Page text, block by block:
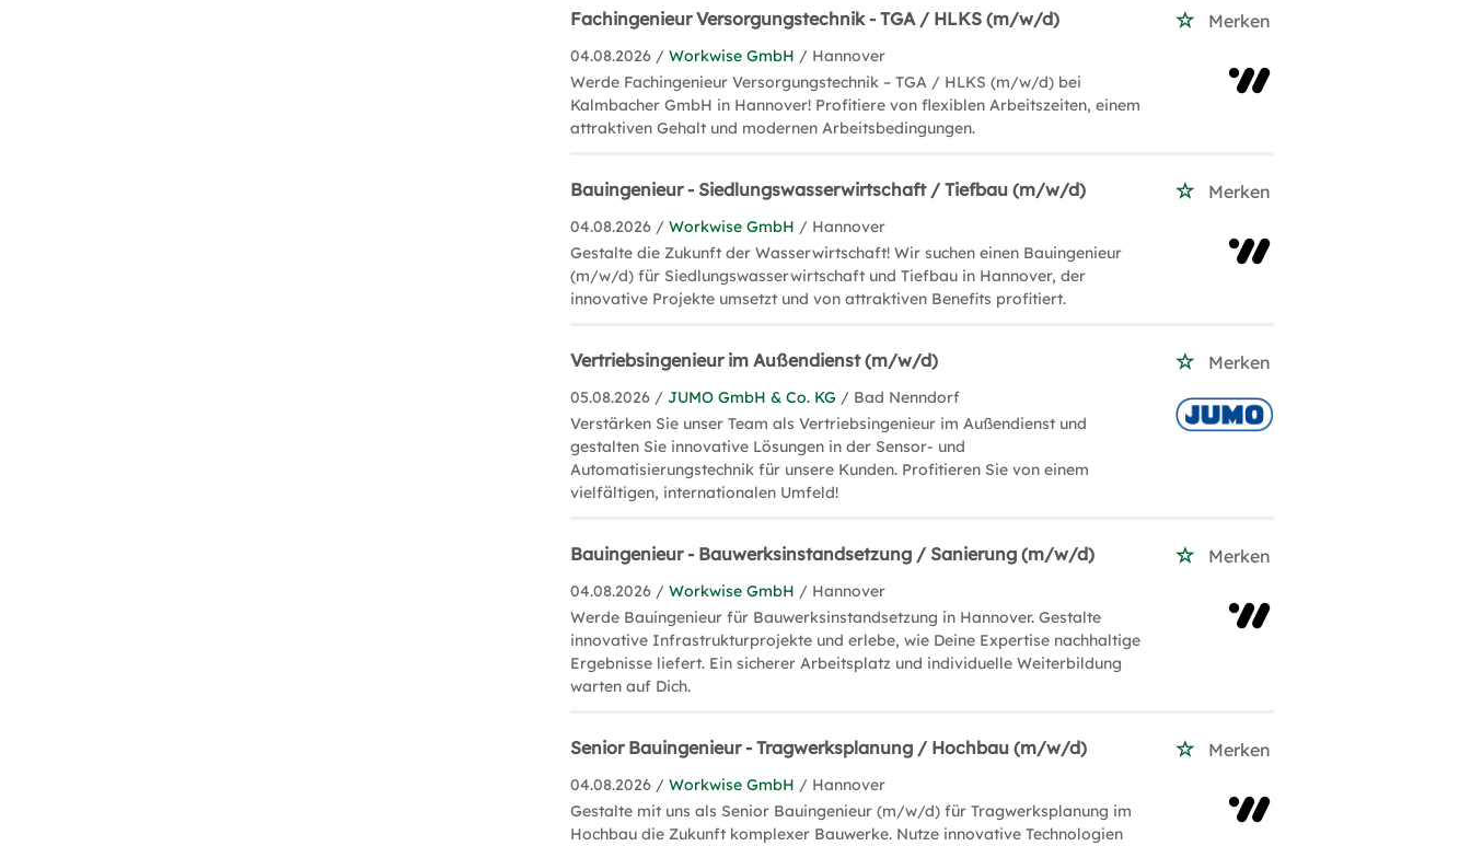
Fachingenieur Versorgungstechnik - TGA / HLKS (m/w/d) Merken
04.08.2026 /Workwise GmbH / Hannover
Werde Fachingenieur Versorgungstechnik – TGA / HLKS (m/w/d) bei
Kalmbacher GmbH in Hannover! Profitiere von flexiblen Arbeitszeiten, einem
attraktiven Gehalt und modernen Arbeitsbedingungen.
Bauingenieur - Siedlungswasserwirtschaft / Tiefbau (m/w/d) Merken
04.08.2026 /Workwise GmbH / Hannover
Gestalte die Zukunft der Wasserwirtschaft! Wir suchen einen Bauingenieur
(m/w/d) für Siedlungswasserwirtschaft und Tiefbau in Hannover, der
innovative Projekte umsetzt und von attraktiven Benefits profitiert.
Vertriebsingenieur im Außendienst (m/w/d) Merken
05.08.2026 /JUMO GmbH & Co. KG / Bad Nenndorf
Verstärken Sie unser Team als Vertriebsingenieur im Außendienst und
gestalten Sie innovative Lösungen in der Sensor- und
Automatisierungstechnik für unsere Kunden. Profitieren Sie von einem
vielfältigen, internationalen Umfeld!
Bauingenieur - Bauwerksinstandsetzung / Sanierung (m/w/d) Merken
04.08.2026 /Workwise GmbH / Hannover
Werde Bauingenieur für Bauwerksinstandsetzung in Hannover. Gestalte
innovative Infrastrukturprojekte und erlebe, wie Deine Expertise nachhaltige
Ergebnisse liefert. Ein sicherer Arbeitsplatz und individuelle Weiterbildung
warten auf Dich.
Senior Bauingenieur - Tragwerksplanung / Hochbau (m/w/d) Merken
04.08.2026 /Workwise GmbH / Hannover
Gestalte mit uns als Senior Bauingenieur (m/w/d) für Tragwerksplanung im
Hochbau die Zukunft komplexer Bauwerke. Nutze innovative Technologien